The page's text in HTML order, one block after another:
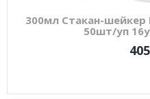
300мл Стакан-
50шт/уп